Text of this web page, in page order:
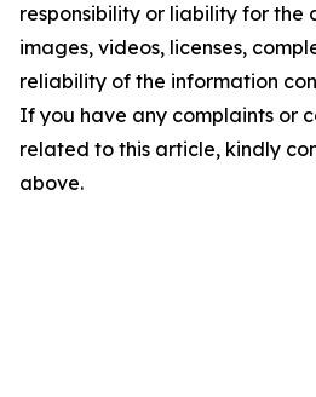
responsibility or liability for the
images, videos, licenses,
reliability of the information
If you have any complaints or
related to this article, kindly
above.